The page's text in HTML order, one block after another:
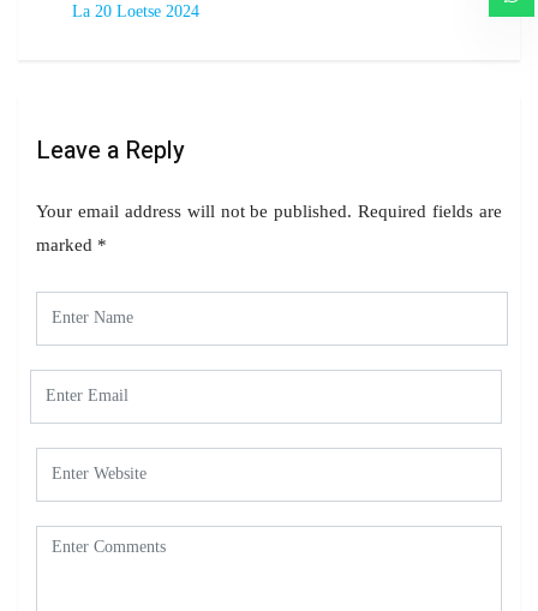
La 20 Loetse 2024
Leave a Reply
Your email address will not be published. Required fields are
marked *